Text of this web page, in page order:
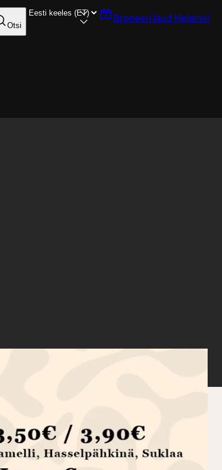
Otsi
Broneeri laud Helsinki